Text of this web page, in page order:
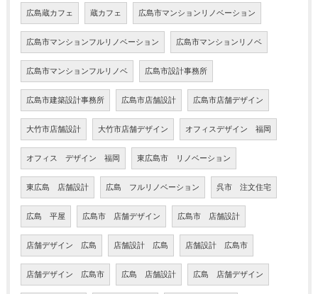
広島蔵カフェ 蔵カフェ 広島市マンションリノベーション
広島市マンションフルリノベーション 広島市マンションリノベ
広島市マンションフルリノベ 広島市設計事務所
広島市建築設計事務所 広島市店舗設計 広島市店舗デザイン
大竹市店舗設計 大竹市店舗デザイン オフィスデザイン 福岡
オフィス デザイン 福岡 東広島市 リノベーション
東広島 店舗設計 広島 フルリノベーション 呉市 注文住宅
広島 平屋 広島市 店舗デザイン 広島市 店舗設計
店舗デザイン 広島 店舗設計 広島 店舗設計 広島市
店舗デザイン 広島市 広島 店舗設計 広島 店舗デザイン